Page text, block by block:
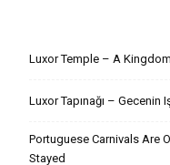
Luxor Temple – A
Luxor Tapınağı – Gecenin
Portuguese Carnivals Are
Stayed